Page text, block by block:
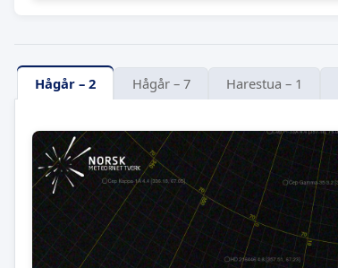
Hågår – 2 Hågår – 7 Harestua – 1